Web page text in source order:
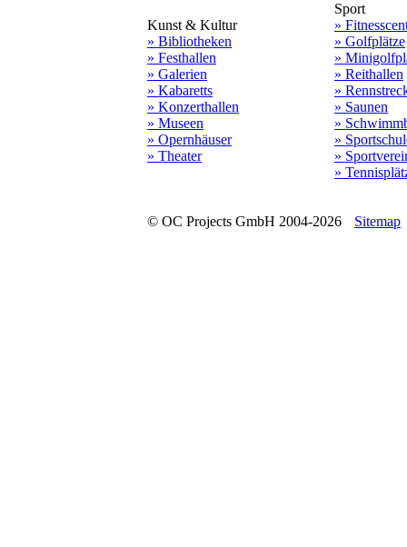
Kunst & Kultur
» Bibliotheken
» Festhallen
» Galerien
» Kabaretts
» Konzerthallen
» Museen
» Opernhäuser
» Theater
Sport
»
» Golfplätze
»
» Reithallen
»
» Saunen
»
»
»
»
© OC Projects GmbH 2004-2026 Sitemap